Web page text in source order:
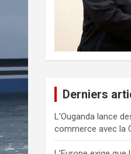
Derniers
L’Ouganda lance
commerce avec la